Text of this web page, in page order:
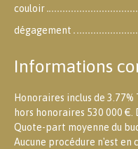
couloir
dégagement
Informations
Honoraires inclus de
hors honoraires 530 000
Quote-part moyenne du
Aucune procédure n'est en